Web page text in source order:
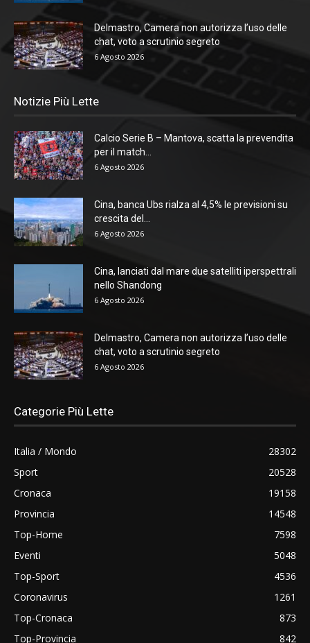
Delmastro, Camera non autorizza l’uso delle
chat, voto a scrutinio segreto
6 Agosto 2026
Notizie Più Lette
Calcio Serie B – Mantova, scatta la prevendita
per il match...
6 Agosto 2026
Cina, banca Ubs rialza al 4,5% le previsioni su
crescita del...
6 Agosto 2026
Cina, lanciati dal mare due satelliti iperspettrali
nello Shandong
6 Agosto 2026
Delmastro, Camera non autorizza l’uso delle
chat, voto a scrutinio segreto
6 Agosto 2026
Categorie Più Lette
Italia / Mondo
28302
Sport
20528
Cronaca
19158
Provincia
14548
Top-Home
7598
Eventi
5048
Top-Sport
4536
Coronavirus
1261
Top-Cronaca
873
Top-Provincia
842